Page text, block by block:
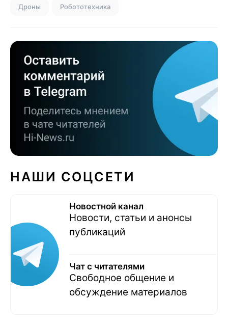
Дроны Робототехника
НАШИ СОЦСЕТИ
Новостной канал
Новости, статьи и анонсы
публикаций
Чат с читателями
Свободное общение и
обсуждение материалов